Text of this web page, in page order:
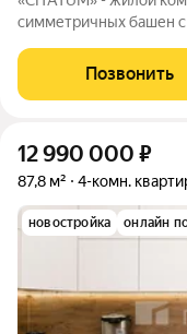
симметричных башен
котором
консьержем и мягкой
Позвонить
12 990 000 ₽
87,8 м² 4-комн.
новостройка онлайн